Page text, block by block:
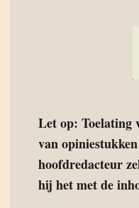
Let op: Toelating
van
hoofdredacteur
hij het met de